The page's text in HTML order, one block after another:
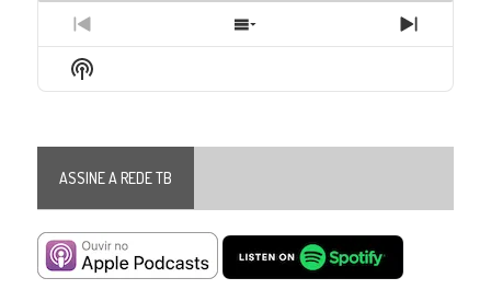
Previous
Episode
Show
Episodes
Next
Episode
Show
Podcast
ASSINE A REDE TB